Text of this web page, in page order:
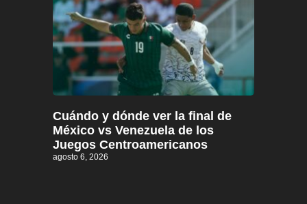
Cuándo y dónde ver la final de
México vs Venezuela de los
Juegos Centroamericanos
agosto 6, 2026